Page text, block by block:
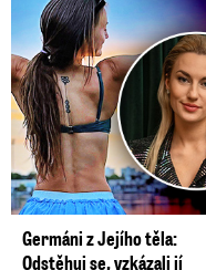
Germáni z Jejího těla:
Odstěhuj se, vzkázali jí